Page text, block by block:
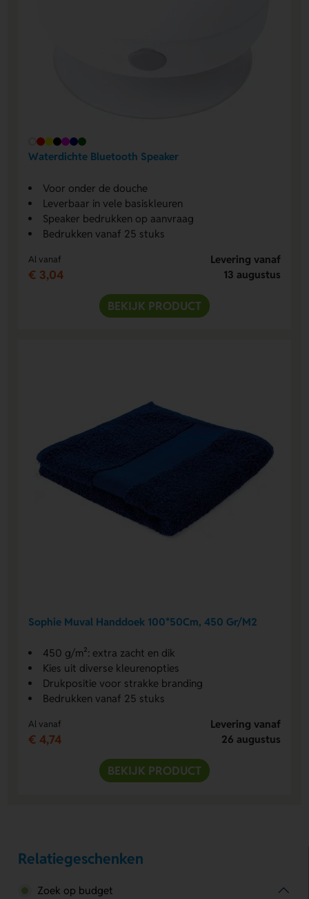
Waterdichte Bluetooth Speaker
Voor onder de douche
Leverbaar in vele basiskleuren
Speaker bedrukken op aanvraag
Bedrukken vanaf 25 stuks
Al vanaf
€ 3,04
Levering vanaf
13 augustus
BEKIJK PRODUCT
Sophie Muval Handdoek 100*50Cm, 450 Gr/M2
450 g/m²: extra zacht en dik
Kies uit diverse kleurenopties
Drukpositie voor strakke branding
Bedrukken vanaf 25 stuks
Al vanaf
€ 4,74
Levering vanaf
26 augustus
BEKIJK PRODUCT
Relatiegeschenken
Zoek op budget